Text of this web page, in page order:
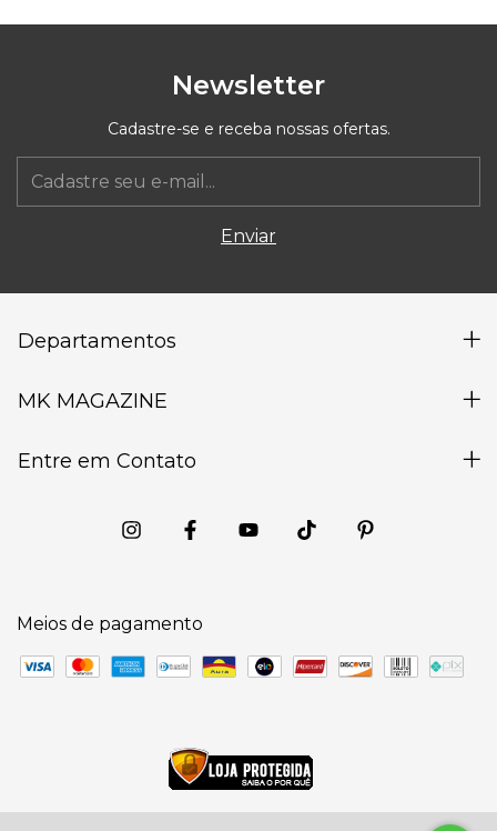
Newsletter
Cadastre-se e receba nossas ofertas.
Departamentos
MK MAGAZINE
Entre em Contato
Meios de pagamento